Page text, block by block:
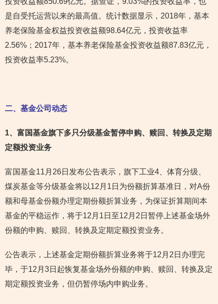
是自受托运营以来的最高值。统计数据显示，2018年，基本
养老保险基金权益投资收益额98.64亿元，投资收益率
2.56%；2017年，基本养老保险基金投资收益额87.83亿元，
投资收益率5.23%。
二、基金公司动态
1、富国基金旗下多只分级基金暂停申购、赎回、转换及定期
定额投资业务
富国基金11月26日发布公告表示，旗下工业4、体育分级、
煤炭基金等分级基金将以12月1日为份额折算基准日，对A份
额和母基金份额办理定期份额折算业务，为保证折算期间本
基金的平稳运作，将于12月1日至12月2日暂停上述基金场外
份额的申购、赎回、转换及定期定额投资业务。
公告表示，上述基金定期份额折算业务将于12月2日办理完
毕，于12月3日起恢复基金场外份额的申购、赎回、转换及定
期定额投资业务，但仍暂停场内申购业务。